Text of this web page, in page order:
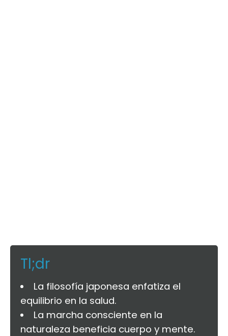
Tl;dr
La filosofía japonesa enfatiza el
equilibrio en la salud.
La marcha consciente en la
naturaleza beneficia cuerpo y mente.